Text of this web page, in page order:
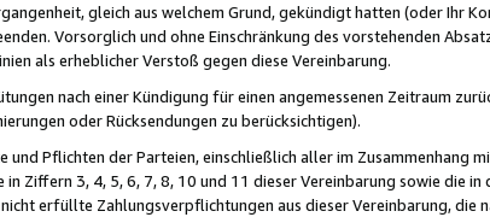
gleich aus welchem Grund, gekündigt hatten (oder Ihr
Vorsorglich und ohne Einschränkung des vorstehenden
als erheblicher Verstoß gegen diese Vereinbarung.
nach einer Kündigung für einen angemessenen Zeitraum
oder Rücksendungen zu berücksichtigen).
und Pflichten der Parteien, einschließlich aller im Zusammenhang
Ziffern 3, 4, 5, 6, 7, 8, 10 und 11 dieser Vereinbarung sowie die
erfüllte Zahlungsverpflichtungen aus dieser Vereinbarung, die